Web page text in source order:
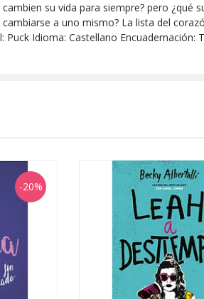
su vida para siempre? pero ¿qué
a uno mismo? La lista del
Idioma: Castellano Encuadernación:
-20%